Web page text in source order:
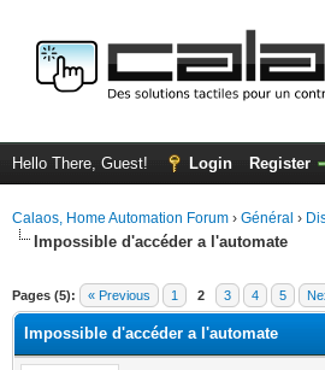
Hello There, Guest! Login Register
Calaos, Home Automation Forum › Général ›
Impossible d'accéder a l'automate
Pages (5): « Previous 1 2 3 4 5
Impossible d'accéder a l'automate